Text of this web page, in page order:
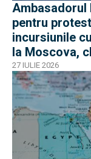
Ambasadorul
pentru
incursiunile
la Moscova,
27 IULIE 2026